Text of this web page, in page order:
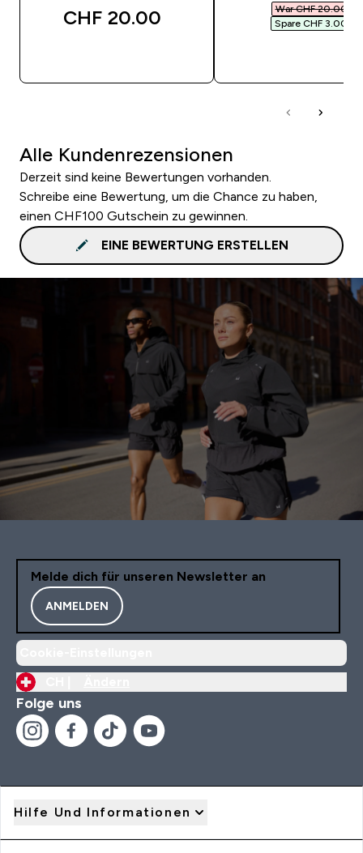
CHF 20.00‎
War CHF 20.00‎
Spare CHF 3.00‎
Alle Kundenrezensionen
Derzeit sind keine Bewertungen vorhanden.
Schreibe eine Bewertung, um die Chance zu haben,
einen CHF100 Gutschein zu gewinnen.
EINE BEWERTUNG ERSTELLEN
Melde dich für unseren Newsletter an
ANMELDEN
Folge uns
Hilfe Und Informationen